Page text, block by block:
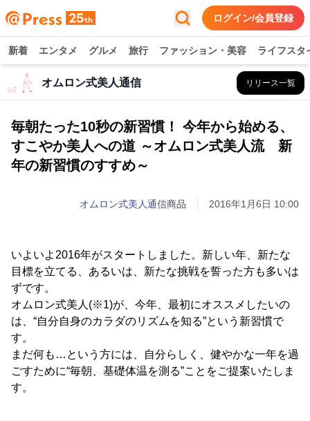
ログイン/会員登録
新着 エンタメ グルメ 旅行 ファッション・美容 ライフスタ
オムロン式美人通信 リリース一覧
毎朝たった10秒の新習慣！ 今年から始める、
すこやか美人への道 ～オムロン式美人流 新
年の新習慣のすすめ～
オムロン式美人通信商品 2016年1月6日 10:00
いよいよ2016年がスタートしました。新しい年、新たな
目標を立てる、あるいは、新たな挑戦を誓った方も多いは
ずです。
オムロン式美人(※1)が、今年、最初にオススメしたいの
は、“自分自身のカラダのリズムを知る”という新習慣で
す。
まだ何も…という方には、自分らしく、健やかな一年を過
ごすために“毎朝、基礎体温を測る”ことをご提案いたしま
す。